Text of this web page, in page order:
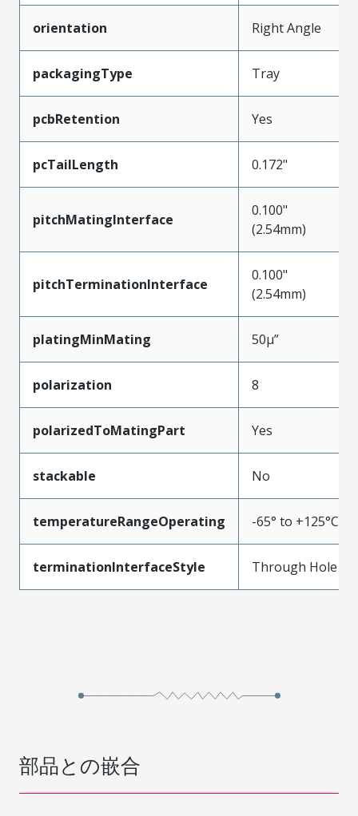
orientation Right Angle
packagingType Tray
pcbRetention Yes
pcTailLength 0.172"
pitchMatingInterface
0.100"
(2.54mm)
pitchTerminationInterface
0.100"
(2.54mm)
platingMinMating 50µ”
polarization 8
polarizedToMatingPart Yes
stackable No
temperatureRangeOperating -65° to +125°C
terminationInterfaceStyle Through Hole
部品との嵌合